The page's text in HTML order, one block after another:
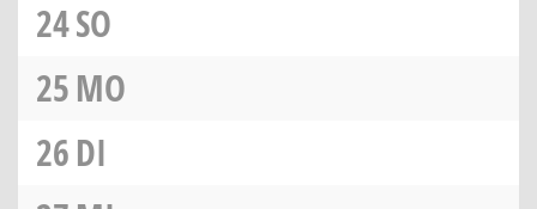
24SO
25MO
26DI